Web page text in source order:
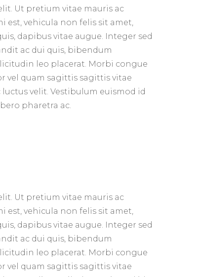
Ut pretium vitae mauris ac
est, vehicula non felis sit amet,
dapibus vitae augue. Integer sed
ac dui quis, bibendum
leo placerat. Morbi congue
vel quam sagittis sagittis vitae
velit. Vestibulum euismod id
pharetra ac.
Ut pretium vitae mauris ac
est, vehicula non felis sit amet,
dapibus vitae augue. Integer sed
ac dui quis, bibendum
leo placerat. Morbi congue
vel quam sagittis sagittis vitae